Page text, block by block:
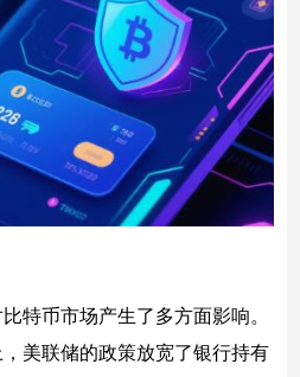
特币市场产生了多方面影响。
美联储的政策放宽了银行持有